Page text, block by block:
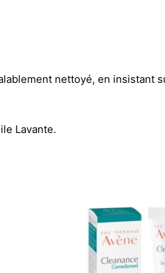
nettoyé, en
Lavante.